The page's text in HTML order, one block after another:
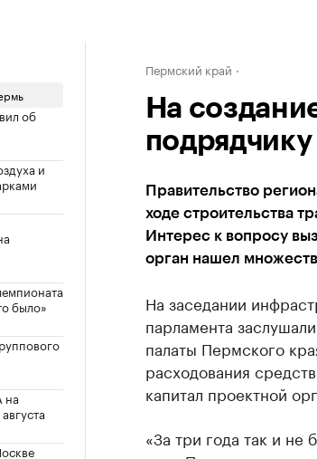
об
и
было»
на
Пермский край
На
Правительство
ходе строительства
Интерес к вопросу
орган нашел
На заседании
парламента
палаты Пермского
расходования
капитал проектной
«За три года так и не